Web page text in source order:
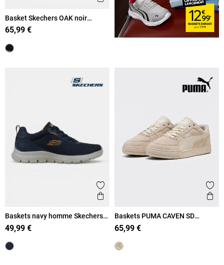
Basket Skechers OAK noir
homme (41-45)
65,99 €
Ajouter aux favoris
Aperçu rapide
Baskets navy homme Skechers
(41-46)
49,99 €
Baskets PUMA CAVEN SD
homme (40-45)
65,99 €